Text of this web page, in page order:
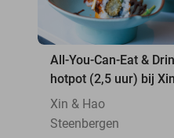
All-You-Can-Eat &
hotpot (2,5 uur) bij
Xin & Hao
Steenbergen